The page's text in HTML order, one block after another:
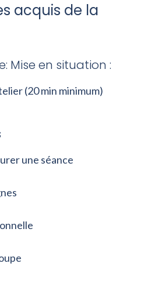
acquis de la
Mise en situation :
(20 min minimum)
une séance